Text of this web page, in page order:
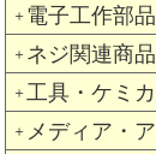
＋ 電子工作部品
＋ ネジ関連商品
＋ 工具・ケミ
＋ メディア・